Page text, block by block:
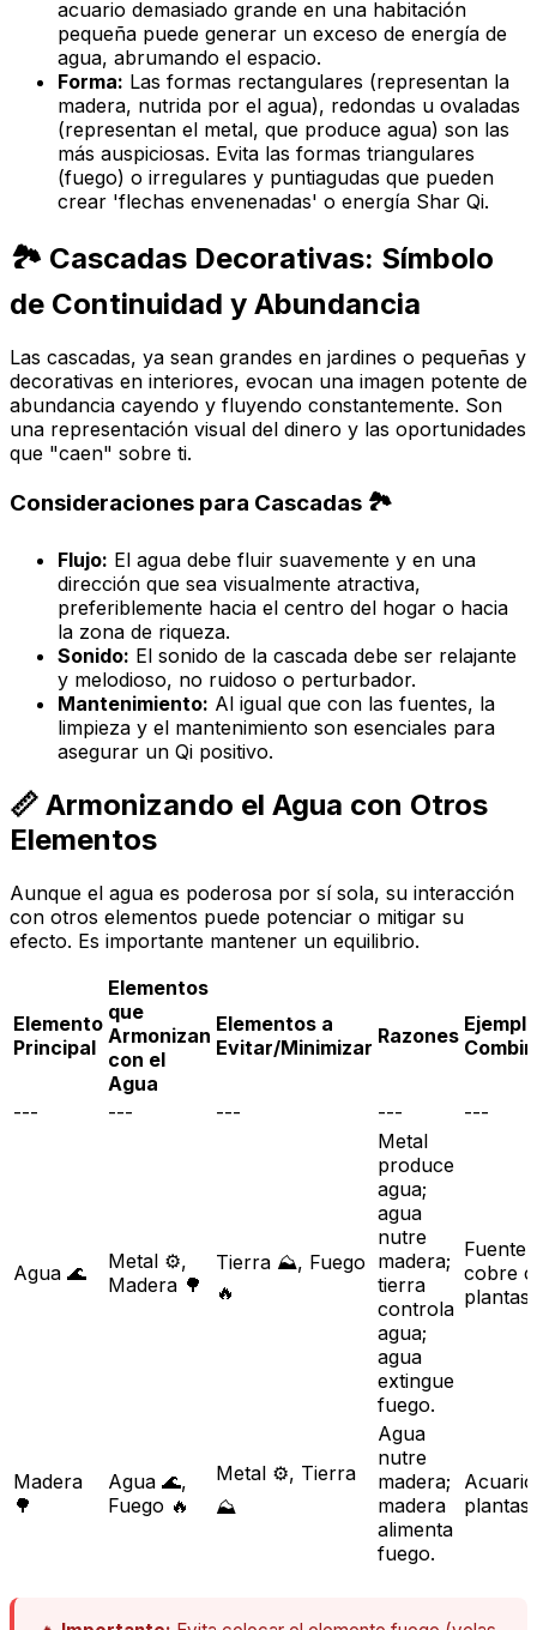
acuario demasiado grande en una habitación
pequeña puede generar un exceso de energía de
agua, abrumando el espacio.
Forma: Las formas rectangulares (representan la
madera, nutrida por el agua), redondas u ovaladas
(representan el metal, que produce agua) son las
más auspiciosas. Evita las formas triangulares
(fuego) o irregulares y puntiagudas que pueden
crear 'flechas envenenadas' o energía Shar Qi.
🏞️ Cascadas Decorativas: Símbolo
de Continuidad y Abundancia
Las cascadas, ya sean grandes en jardines o pequeñas y
decorativas en interiores, evocan una imagen potente de
abundancia cayendo y fluyendo constantemente. Son
una representación visual del dinero y las oportunidades
que "caen" sobre ti.
Consideraciones para Cascadas 🏞️
Flujo: El agua debe fluir suavemente y en una
dirección que sea visualmente atractiva,
preferiblemente hacia el centro del hogar o hacia
la zona de riqueza.
Sonido: El sonido de la cascada debe ser relajante
y melodioso, no ruidoso o perturbador.
Mantenimiento: Al igual que con las fuentes, la
limpieza y el mantenimiento son esenciales para
asegurar un Qi positivo.
📏 Armonizando el Agua con Otros
Elementos
Aunque el agua es poderosa por sí sola, su interacción
con otros elementos puede potenciar o mitigar su
efecto. Es importante mantener un equilibrio.
Elemento
Principal
Elementos
que
Armonizan
con el
Agua
Elementos a
Evitar/Minimizar Razones
--- --- --- --- ---
Agua 🌊
Metal ⚙️,
Madera 🌳
Tierra ⛰️, Fuego
🔥
Metal
produce
agua;
agua
nutre
madera;
tierra
controla
agua;
agua
extingue
fuego.
Fuente
cobre
plantas
Madera
🌳
Agua 🌊,
Fuego 🔥
Metal ⚙️, Tierra
⛰️
Agua
nutre
madera;
madera
alimenta
fuego.
plantas